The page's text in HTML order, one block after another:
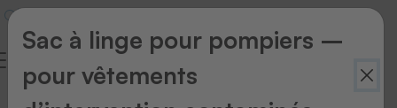
10
Sac à linge pour pompiers –
pour vêtements